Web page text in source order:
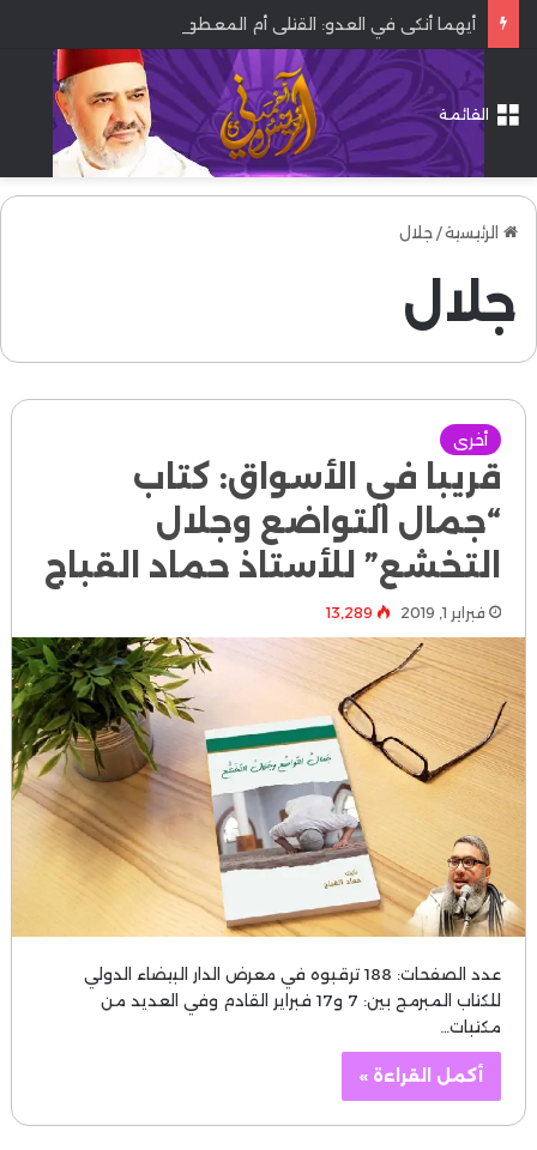
أيهما أنكى في العدو: القتلى أم المعطوبون؟
القائمة
الرئيسية/ جلال
جلال
أخرى
قريبا في الأسواق: كتاب
“جمال التواضع وجلال
التخشع” للأستاذ حماد القباج
فبراير 1, 2019 13٬289
عدد الصفحات: 188 ترقبوه في ⁧‫معرض الدار البيضاء الدولي
للكتاب‬⁩ المبرمج بين: 7 و17 فبراير القادم ‏وفي العديد من
مكتبات…
أكمل القراءة »